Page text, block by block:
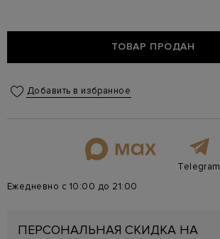
ТОВАР ПРОДАН
Добавить в избранное
Telegram
Ежедневно с 10:00 до 21:00
ПЕРСОНАЛЬНАЯ СКИДКА НА